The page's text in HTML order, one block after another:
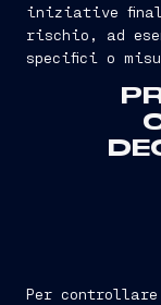
iniziative
rischio, ad
specifici o
Per